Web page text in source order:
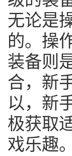
无论是
的。操
装备则
合，新
以，新
极获取
戏乐趣。